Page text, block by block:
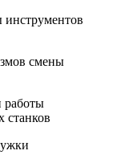
смены
работы
станков